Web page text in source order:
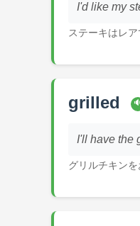
I'd like my
ステーキはレア
grilled
I'll have the
グリルチキンを